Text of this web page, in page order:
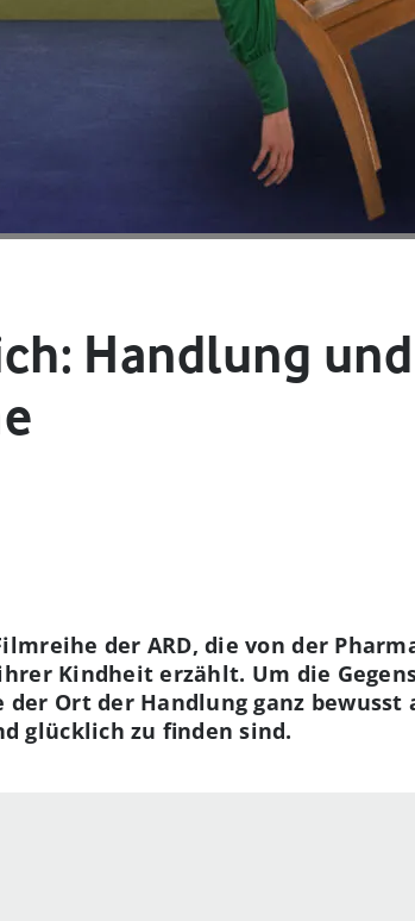
Handlung und
der ARD, die von der
Kindheit erzählt. Um die
Ort der Handlung ganz bewusst
glücklich zu finden sind.